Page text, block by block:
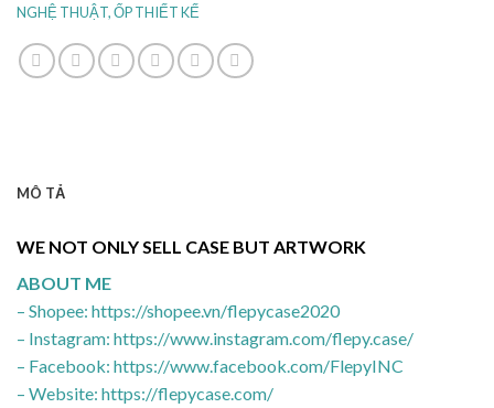
NGHỆ THUẬT,ỐP THIẾT KẾ
MÔ TẢ
WE NOT ONLY SELL CASE BUT ARTWORK
ABOUT ME
– Shopee: https://shopee.vn/flepycase2020
– Instagram: https://www.instagram.com/flepy.case/
– Facebook: https://www.facebook.com/FlepyINC
– Website: https://flepycase.com/